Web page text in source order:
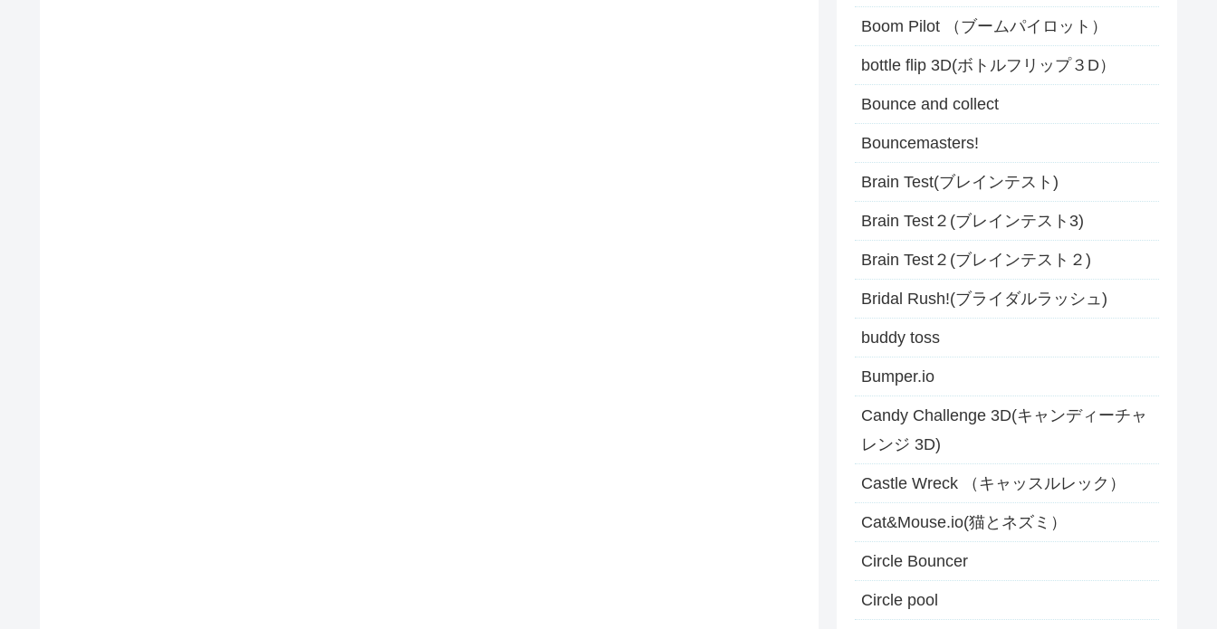
Boom Pilot （ブームパイロット）
bottle flip 3D(ボトルフリップ３D）
Bounce and collect
Bouncemasters!
Brain Test(ブレインテスト)
Brain Test２(ブレインテスト3)
Brain Test２(ブレインテスト２)
Bridal Rush!(ブライダルラッシュ)
buddy toss
Bumper.io
Candy Challenge 3D(キャンディーチャ
レンジ 3D)
Castle Wreck （キャッスルレック）
Cat&Mouse.io(猫とネズミ）
Circle Bouncer
Circle pool